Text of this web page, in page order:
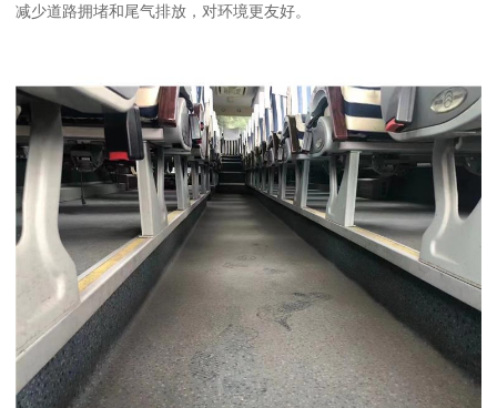
减少道路拥堵和尾气排放，对环境更友好。